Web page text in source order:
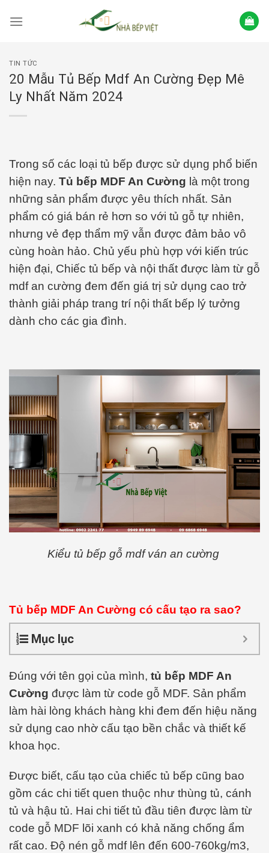
TIN TỨC
20 Mẫu Tủ Bếp Mdf An Cường Đẹp Mê
Ly Nhất Năm 2024
Trong số các loại tủ bếp được sử dụng phổ biến
hiện nay. Tủ bếp MDF An Cường là một trong
những sản phẩm được yêu thích nhất. Sản
phẩm có giá bán rẻ hơn so với tủ gỗ tự nhiên,
nhưng vẻ đẹp thẩm mỹ vẫn được đảm bảo vô
cùng hoàn hảo. Chủ yếu phù hợp với kiến trúc
hiện đại, Chiếc tủ bếp và nội thất được làm từ gỗ
mdf an cường đem đến giá trị sử dụng cao trở
thành giải pháp trang trí nội thất bếp lý tưởng
dành cho các gia đình.
Kiểu tủ bếp gỗ mdf ván an cường
Tủ bếp MDF An Cường có cấu tạo ra sao?
Mục lục
Đúng với tên gọi của mình, tủ bếp MDF An
Cường được làm từ code gỗ MDF. Sản phẩm
làm hài lòng khách hàng khi đem đến hiệu năng
sử dụng cao nhờ cấu tạo bền chắc và thiết kế
khoa học.
Được biết, cấu tạo của chiếc tủ bếp cũng bao
gồm các chi tiết quen thuộc như thùng tủ, cánh
tủ và hậu tủ. Hai chi tiết tủ đầu tiên được làm từ
code gỗ MDF lõi xanh có khả năng chống ẩm
rất cao. Độ nén gỗ mdf lên đến 600-760kg/m3,